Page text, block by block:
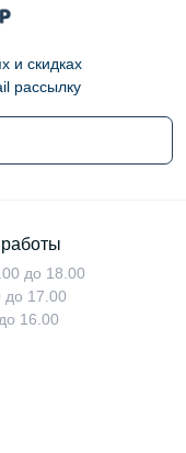
и скидках
рассылку
до 18.00
до 17.00
16.00